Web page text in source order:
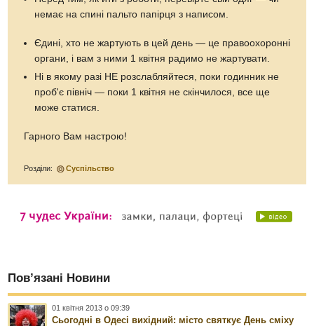
немає на спині пальто папірця з написом.
Єдині, хто не жартують в цей день — це правоохоронні
органи, і вам з ними 1 квітня радимо не жартувати.
Ні в якому разі НЕ розслабляйтеся, поки годинник не
проб'є північ — поки 1 квітня не скінчилося, все ще
може статися.
Гарного Вам настрою!
Розділи: Суспільство
Пов’язані Новини
01 квітня 2013 о 09:39
Сьогодні в Одесі вихідний: місто святкує День сміху